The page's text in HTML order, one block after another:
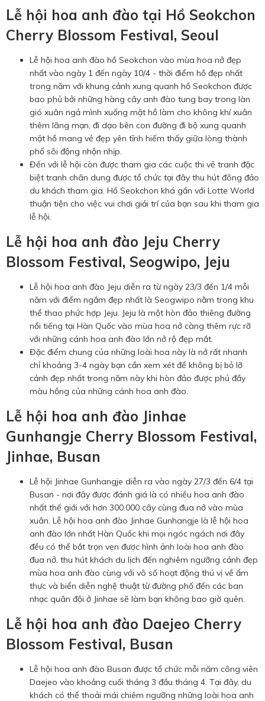
Lễ hội hoa anh đào tại Hồ Seokchon
Cherry Blossom Festival, Seoul
Lễ hội hoa anh đào hồ Seokchon vào mùa hoa nở đẹp
nhất vào ngày 1 đến ngày 10/4 - thời điểm hồ đẹp nhất
trong năm với khung cảnh xung quanh hồ Seokchon được
bao phủ bởi những hàng cây anh đào tung bay trong làn
gió xuân ngả mình xuống mặt hồ làm cho không khí xuân
thêm lãng mạn, đi dạo bên con đường đi bộ xung quanh
mặt hồ mang vẻ đẹp yên tĩnh hiếm thấy giữa lòng thành
phố sôi động nhộn nhịp.
Đến với lễ hội còn được tham gia các cuộc thi vẽ tranh đặc
biệt tranh chân dung được tổ chức tại đây thu hút đông đảo
du khách tham gia. Hồ Seokchon khá gần với Lotte World
thuận tiện cho việc vui chơi giải trí của bạn sau khi tham gia
lễ hội.
Lễ hội hoa anh đào Jeju Cherry
Blossom Festival, Seogwipo, Jeju
Lễ hội hoa anh đào Jeju diễn ra từ ngày 23/3 đến 1/4 mỗi
năm với điểm ngắm đẹp nhất là Seogwipo nằm trong khu
thể thao phức hợp Jeju. Jeju là một hòn đảo thiêng đường
nổi tiếng tại Hàn Quốc vào mùa hoa nở càng thêm rực rỡ
với những cánh hoa anh đào lớn nở rộ đẹp mắt.
Đặc điểm chung của những loài hoa này là nở rất nhanh
chỉ khoảng 3-4 ngày bạn cần xem xét để không bị bỏ lỡ
cảnh đẹp nhất trong năm này khi hòn đảo được phủ đầy
màu hồng của những cánh hoa anh đào.
Lễ hội hoa anh đào Jinhae
Gunhangje Cherry Blossom Festival,
Jinhae, Busan
Lễ hội Jinhae Gunhangje diễn ra vào ngày 27/3 đến 6/4 tại
Busan - nơi đây được đánh giá là có nhiều hoa anh đào
nhất thế giới với hơn 300.000 cây cùng đua nở vào mùa
xuân. Lễ hội hoa anh đào Jinhae Gunhangje là lễ hội hoa
anh đào lớn nhất Hàn Quốc khi mọi ngóc ngách nơi đây
đều có thể bắt trọn vẹn được hình ảnh loài hoa anh đào
đua nở, thu hút khách du lịch đến nghiêm ngưỡng cảnh đẹp
mùa hoa anh đào cùng với vô số hoạt động thú vị về ẩm
thực và biển diễn nghệ thuật từ đường phố đến các ban
nhạc quân đội ở Jinhae sẽ làm bạn không bao giờ quên.
Lễ hội hoa anh đào Daejeo Cherry
Blossom Festival, Busan
Lễ hội hoa anh đào Busan được tổ chức mỗi năm công viên
Daejeo vào khoảng cuối tháng 3 đầu tháng 4. Tại đây, du
khách có thể thoải mái chiêm ngưỡng những loài hoa anh